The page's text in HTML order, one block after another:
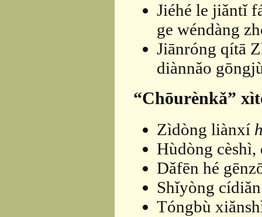
Jiéhé le jiǎntǐ
ge wéndàng
Jiānróng qítā
diànnǎo
“Chōurènkǎ”
Zìdòng liànxí
Hùdòng cèshì,
Dǎfēn hé
Shǐyòng
Tóngbù